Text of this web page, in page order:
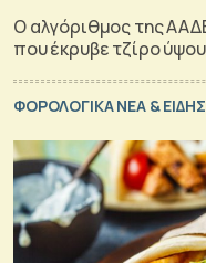
Ο αλγόριθμος της
που έκρυβε τζίρο
ΦΟΡΟΛΟΓΙΚΑ ΝΕΑ &